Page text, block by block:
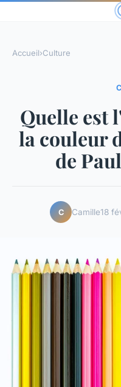
Accueil›Culture
Quelle est
la couleur
de
C Camille18